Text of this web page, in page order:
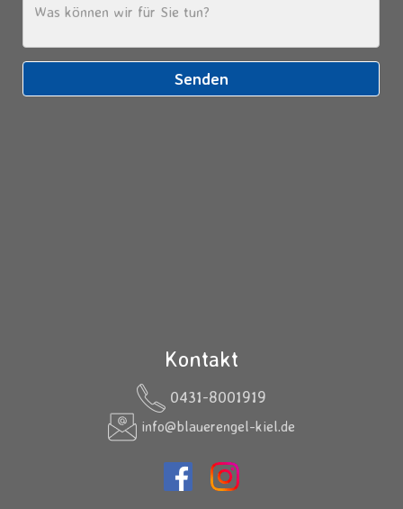
Kontakt
0431-8001919
info@blauerengel-kiel.de